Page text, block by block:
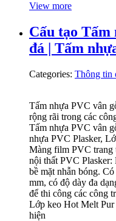
View more
Cấu tạo Tấm
đá | Tấm
Categories: Thông tin
Tấm nhựa PVC vân
rộng rãi trong các
Tấm nhựa PVC vân
nhựa PVC Plasker,
Màng film PVC trang
nội thất PVC Plasker:
bề mặt nhẫn bóng.
mm, có độ dày đa
để thi công các công
Lớp keo Hot Melt Pur
hiện